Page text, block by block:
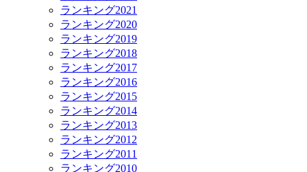
ランキング2021
ランキング2020
ランキング2019
ランキング2018
ランキング2017
ランキング2016
ランキング2015
ランキング2014
ランキング2013
ランキング2012
ランキング2011
ランキング2010